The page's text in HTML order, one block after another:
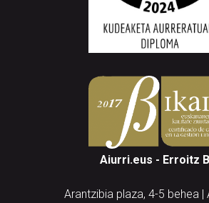
Aiurri.eus - Erroitz
Arantzibia plaza, 4-5 behea |